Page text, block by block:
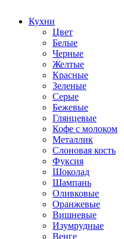
Кухни
Цвет
Белые
Черные
Желтые
Красные
Зеленые
Серые
Бежевые
Глянцевые
Кофе с молоком
Металлик
Слоновая кость
Фуксия
Шоколад
Шампань
Оливковые
Оранжевые
Вишневые
Изумрудные
Венге